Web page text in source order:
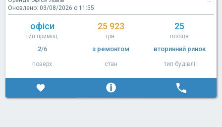
Оновлено: 03/08/2026 о 11:55
офіси
тип приміщ.
25 923
грн.
25
площа
2/6
поверх
з ремонтом
стан
вторинний ринок
тип будівлі